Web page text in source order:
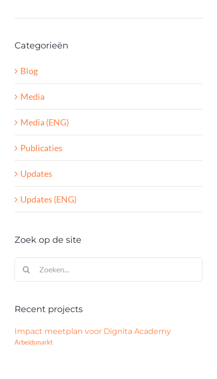
Categorieën
Blog
Media
Media (ENG)
Publicaties
Updates
Updates (ENG)
Zoek op de site
Zoeken
naar:
Recent projects
Impact meetplan voor Dignita Academy
Arbeidsmarkt